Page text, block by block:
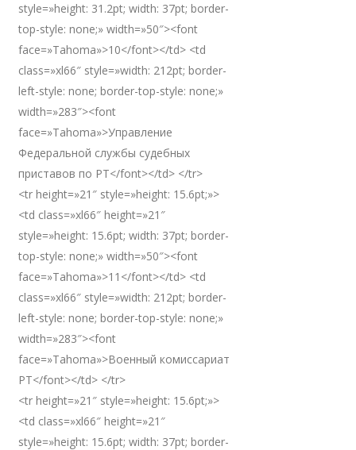
style=»height: 31.2pt; width: 37pt; border-
top-style: none;» width=»50″><font
face=»Tahoma»>10</font></td> <td
class=»xl66″ style=»width: 212pt; border-
left-style: none; border-top-style: none;»
width=»283″><font
face=»Tahoma»>Управление
Федеральной службы судебных
приставов по РТ</font></td> </tr>
<tr height=»21″ style=»height: 15.6pt;»>
<td class=»xl66″ height=»21″
style=»height: 15.6pt; width: 37pt; border-
top-style: none;» width=»50″><font
face=»Tahoma»>11</font></td> <td
class=»xl66″ style=»width: 212pt; border-
left-style: none; border-top-style: none;»
width=»283″><font
face=»Tahoma»>Военный комиссариат
РТ</font></td> </tr>
<tr height=»21″ style=»height: 15.6pt;»>
<td class=»xl66″ height=»21″
style=»height: 15.6pt; width: 37pt; border-